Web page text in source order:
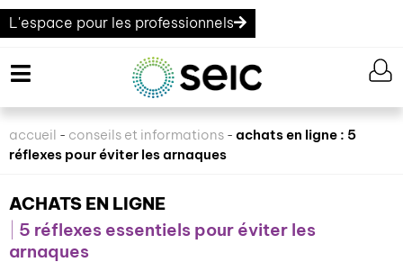
L'espace pour les professionnels
accueil - conseils et informations - achats en ligne : 5
réflexes pour éviter les arnaques
ACHATS EN LIGNE
5 réflexes essentiels pour éviter les
arnaques